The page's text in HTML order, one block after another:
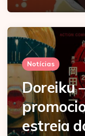
Notícias
Doreiku
estreia